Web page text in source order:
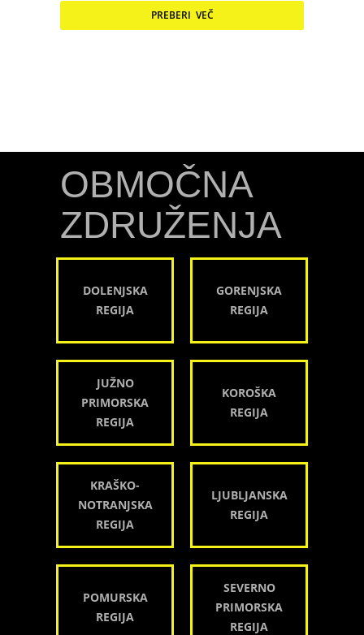
PREBERI VEČ
OBMOČNA
ZDRUŽENJA
DOLENJSKA
REGIJA
GORENJSKA
REGIJA
JUŽNO
PRIMORSKA
REGIJA
KOROŠKA
REGIJA
KRAŠKO-
NOTRANJSKA
REGIJA
LJUBLJANSKA
REGIJA
POMURSKA
REGIJA
SEVERNO
PRIMORSKA
REGIJA